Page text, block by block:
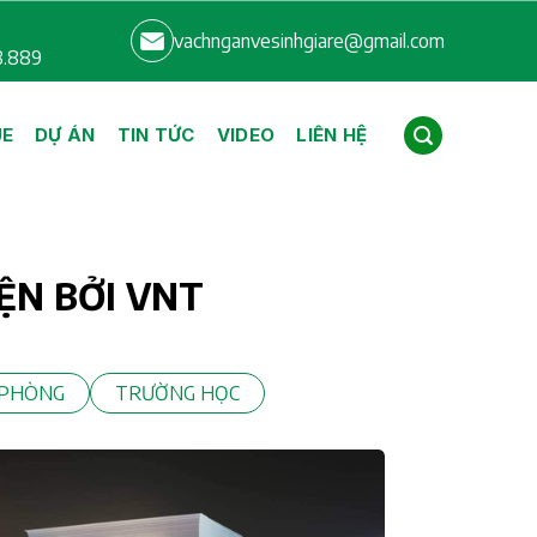
vachnganvesinhgiare@gmail.com
DỰ ÁN TIN TỨC VIDEO LIÊN HỆ
BỞI VNT
TRƯỜNG HỌC